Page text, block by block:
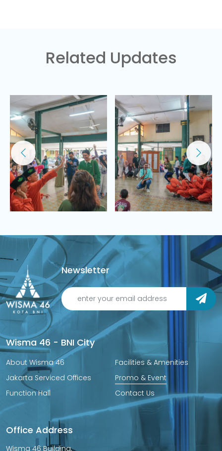
Related Updates
Wisma 46 - BNI City
About Wisma 46
Jakarta Serviced Offices
Function Hall
Facilities & Amenities
Promo & Event
Contact Us
Newsletter
Office Address
Wisma 46 Building,